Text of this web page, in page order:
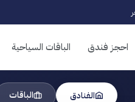
احجز فندق الباقات السياحية
الفنادق الباقات